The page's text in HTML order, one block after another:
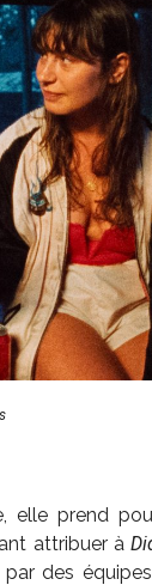
elle prend
attribuer à
des